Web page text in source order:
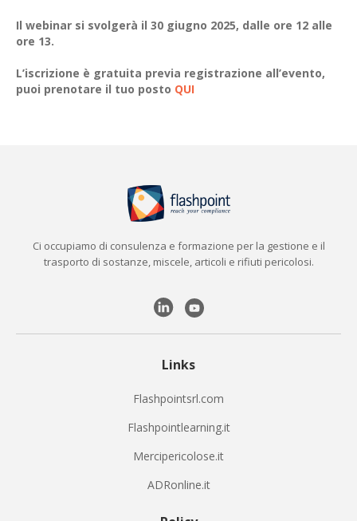
Il webinar si svolgerà il 30 giugno 2025, dalle ore 12 alle
ore 13.
L’iscrizione è gratuita previa registrazione all’evento,
puoi prenotare il tuo posto QUI
Ci occupiamo di consulenza e formazione per la gestione e il
trasporto di sostanze, miscele, articoli e rifiuti pericolosi.
Links
Flashpointsrl.com
Flashpointlearning.it
Mercipericolose.it
ADRonline.it